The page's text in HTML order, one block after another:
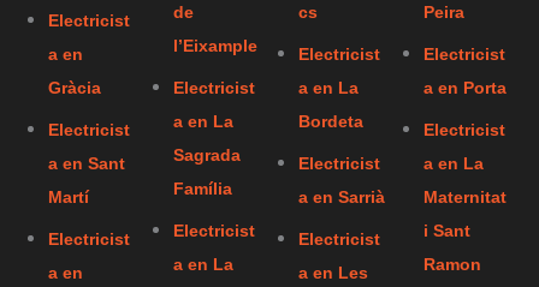
Electricist
a en
Gràcia
Electricist
a en Sant
Martí
Electricist
a en
de
l’Eixample
Electricist
a en La
Sagrada
Família
Electricist
a en La
cs
Electricist
a en La
Bordeta
Electricist
a en Sarrià
Electricist
a en Les
Peira
Electricist
a en Porta
Electricist
a en La
Maternitat
i Sant
Ramon